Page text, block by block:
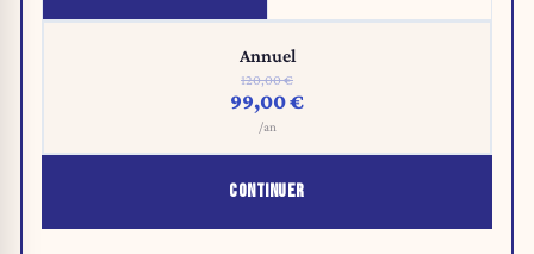
Annuel
120,00 €
99,00 €
/an
CONTINUER